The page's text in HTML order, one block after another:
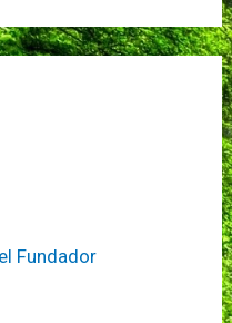
Fundador